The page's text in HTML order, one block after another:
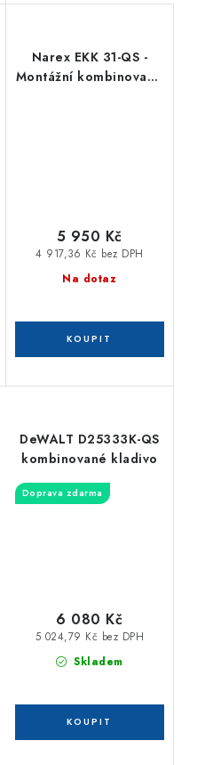
Narex EKK 31-QS -
Montážní kombinované
Na dotaz
4 917,36 Kč bez DPH
5 950 Kč
DeWALT D25333K-QS
kombinované kladivo
Doprava zdarma
Skladem
5 024,79 Kč bez DPH
6 080 Kč